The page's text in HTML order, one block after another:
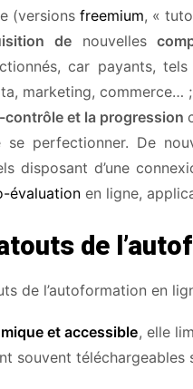
(versions freemium, «
de nouvelles
car payants,
marketing, commerce… ;
contrôleet la progression
perfectionner. De
disposant d’une
évaluation en ligne,
de
de l’autoformation en
et accessible, elle
souvent